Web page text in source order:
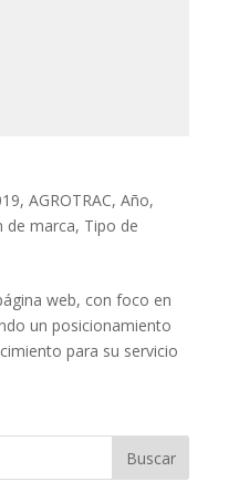
, AGROTRAC, Año,
de marca, Tipo de
web, con foco en
un posicionamiento
para su servicio